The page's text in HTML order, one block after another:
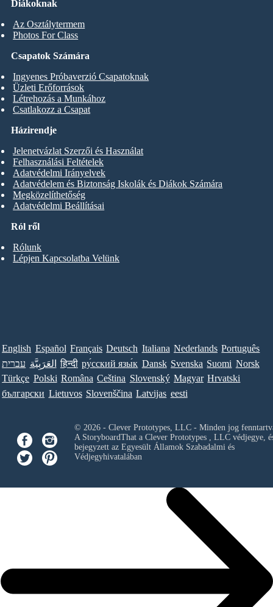
Diákoknak
Az Osztálytermem
Photos For Class
Csapatok Számára
Ingyenes Próbaverzió Csapatoknak
Üzleti Erőforrások
Létrehozás a Munkához
Csatlakozz a Csapat
Ról ről
Rólunk
Lépjen Kapcsolatba Velünk
Házirendje
Jelenetvázlat Szerzői és Használat
Felhasználási Feltételek
Adatvédelmi Irányelvek
Adatvédelem és Biztonság Iskolák és Diákok Számára
Megközelíthetőség
Adatvédelmi Beállításai
English Español Français Deutsch Italiana Nederlands Português
עברית العَرَبِيَّة हिन्दी ру́сский язы́к Dansk Svenska Suomi Norsk
Türkçe Polski Româna Ceština Slovenský Magyar Hrvatski
български Lietuvos Slovenščina Latvijas eesti
© 2026 - Clever Prototypes, LLC - Minden jog
A StoryboardThat a Clever Prototypes , LLCvédjegye,
bejegyzett az Egyesült Államok Szabadalmi és
Védjegyhivatalában